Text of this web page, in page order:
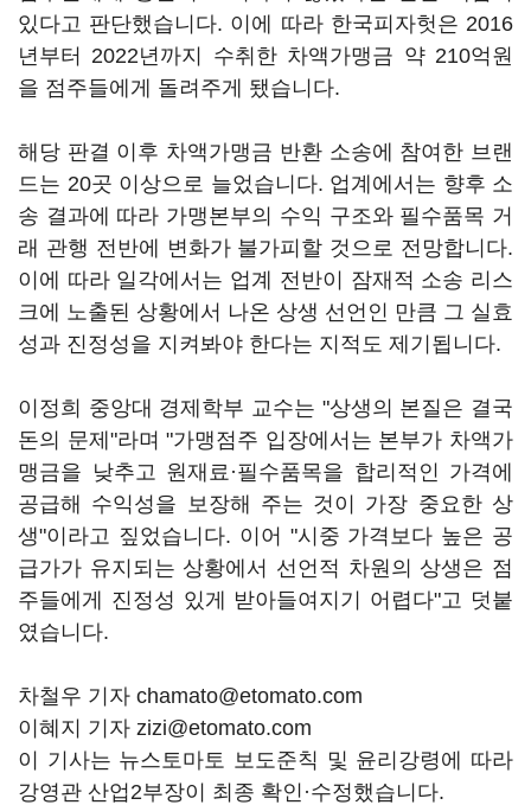
있다고 판단했습니다. 이에 따라 한국피자헛은 2016
년부터 2022년까지 수취한 차액가맹금 약 210억원
을 점주들에게 돌려주게 됐습니다.
해당 판결 이후 차액가맹금 반환 소송에 참여한 브랜
드는 20곳 이상으로 늘었습니다. 업계에서는 향후 소
송 결과에 따라 가맹본부의 수익 구조와 필수품목 거
래 관행 전반에 변화가 불가피할 것으로 전망합니다.
이에 따라 일각에서는 업계 전반이 잠재적 소송 리스
크에 노출된 상황에서 나온 상생 선언인 만큼 그 실효
성과 진정성을 지켜봐야 한다는 지적도 제기됩니다.
이정희 중앙대 경제학부 교수는 "상생의 본질은 결국
돈의 문제"라며 "가맹점주 입장에서는 본부가 차액가
맹금을 낮추고 원재료·필수품목을 합리적인 가격에
공급해 수익성을 보장해 주는 것이 가장 중요한 상
생"이라고 짚었습니다. 이어 "시중 가격보다 높은 공
급가가 유지되는 상황에서 선언적 차원의 상생은 점
주들에게 진정성 있게 받아들여지기 어렵다"고 덧붙
였습니다.
차철우 기자 chamato@etomato.com
이혜지 기자 zizi@etomato.com
이 기사는 뉴스토마토 보도준칙 및 윤리강령에 따라
강영관 산업2부장이 최종 확인·수정했습니다.